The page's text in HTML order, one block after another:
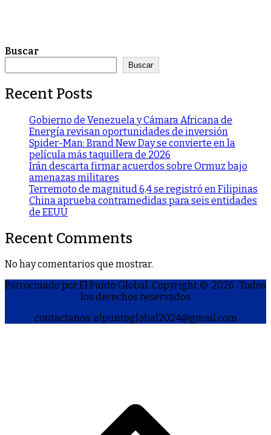
Buscar
Buscar
Recent Posts
Gobierno de Venezuela y Cámara Africana de
Energía revisan oportunidades de inversión
Spider-Man: Brand New Day se convierte en la
película más taquillera de 2026
Irán descarta firmar acuerdos sobre Ormuz bajo
amenazas militares
Terremoto de magnitud 6,4 se registró en Filipinas
China aprueba contramedidas para seis entidades
de EEUU
Recent Comments
No hay comentarios que mostrar.
Patrocinado por El Punto Global. Copyright © 2026 . Todos
los derechos reservados
contactanos: elpuntoglobal2024@gmail.com